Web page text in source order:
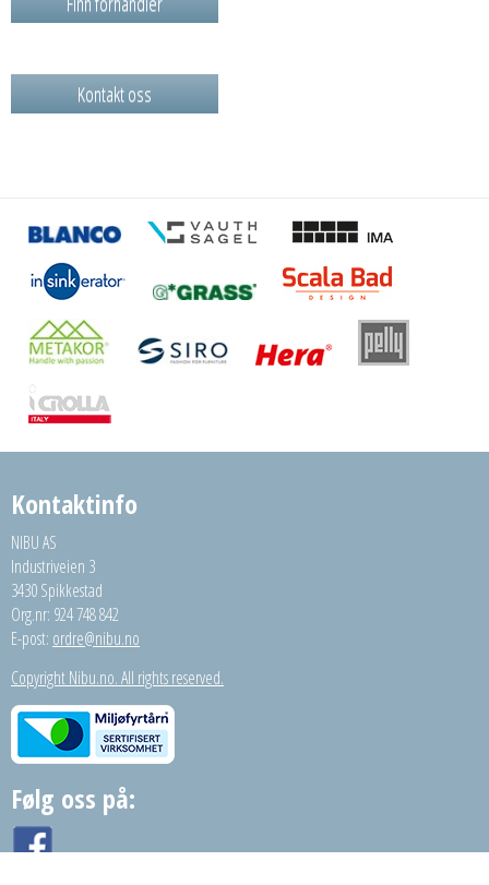
Kontakt oss
Kontaktinfo
NIBU AS
Industriveien 3
3430 Spikkestad
Org.nr: 924 748 842
E-post: ordre@nibu.no
Copyright Nibu.no. All rights reserved.
Følg oss på: